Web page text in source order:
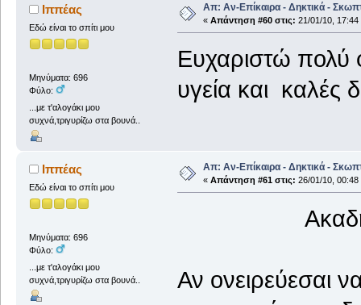
Ιππέας
Εδώ είναι το σπίτι μου
Μηνύματα: 696
Φύλο:
...με τ'αλογάκι μου
συχνά,τριγυρίζω στα βουνά..
Απ: Αν-Επίκαιρα - Δηκτικά -
« Απάντηση #60 στις: 21/01/10, 17:44
Ευχαριστώ πολύ
υγεία και καλές
Ιππέας
Εδώ είναι το σπίτι μου
Μηνύματα: 696
Φύλο:
...με τ'αλογάκι μου
συχνά,τριγυρίζω στα βουνά..
Απ: Αν-Επίκαιρα - Δηκτικά -
« Απάντηση #61 στις: 26/01/10, 00:48
Ακαδημία
Αν ονειρεύεσαι